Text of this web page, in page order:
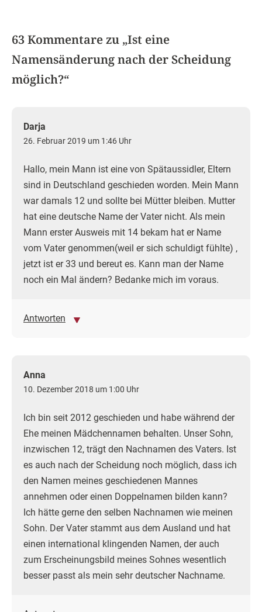
63 Kommentare zu „Ist eine
Namensänderung nach der Scheidung
möglich?“
Darja
26. Februar 2019 um 1:46 Uhr
Hallo, mein Mann ist eine von Spätaussidler, Eltern
sind in Deutschland geschieden worden. Mein Mann
war damals 12 und sollte bei Mütter bleiben. Mutter
hat eine deutsche Name der Vater nicht. Als mein
Mann erster Ausweis mit 14 bekam hat er Name
vom Vater genommen(weil er sich schuldigt fühlte) ,
jetzt ist er 33 und bereut es. Kann man der Name
noch ein Mal ändern? Bedanke mich im voraus.
Antworten
Anna
10. Dezember 2018 um 1:00 Uhr
Ich bin seit 2012 geschieden und habe während der
Ehe meinen Mädchennamen behalten. Unser Sohn,
inzwischen 12, trägt den Nachnamen des Vaters. Ist
es auch nach der Scheidung noch möglich, dass ich
den Namen meines geschiedenen Mannes
annehmen oder einen Doppelnamen bilden kann?
Ich hätte gerne den selben Nachnamen wie meinen
Sohn. Der Vater stammt aus dem Ausland und hat
einen international klingenden Namen, der auch
zum Erscheinungsbild meines Sohnes wesentlich
besser passt als mein sehr deutscher Nachname.